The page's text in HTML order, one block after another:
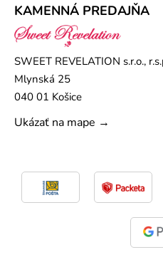
KAMENNÁ PREDAJŇA
SWEET REVELATION s.r.o.,
Mlynská 25
040 01 Košice
Ukázať na mape →